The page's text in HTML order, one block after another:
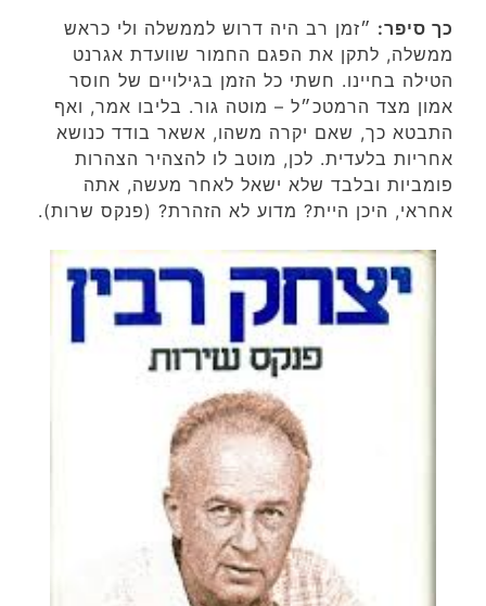
כך סיפר: ״זמן רב היה דרוש לממשלה ולי כראש
ממשלה, לתקן את הפגם החמור שוועדת אגרנט
הטילה בחיינו. חשתי כל הזמן בגילויים של חוסר
אמון מצד הרמטכ״ל – מוטה גור. בליבו אמר, ואף
התבטא כך, שאם יקרה משהו, אשאר בודד כנושא
אחריות בלעדית. לכן, מוטב לו להצהיר הצהרות
פומביות ובלבד שלא ישאל לאחר מעשה, אתה
אחראי, היכן היית? מדוע לא הזהרת? (פנקס שרות).